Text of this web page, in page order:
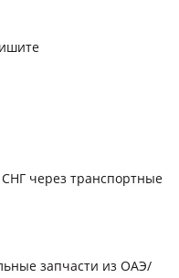
через транспортные
запчасти из ОАЭ/